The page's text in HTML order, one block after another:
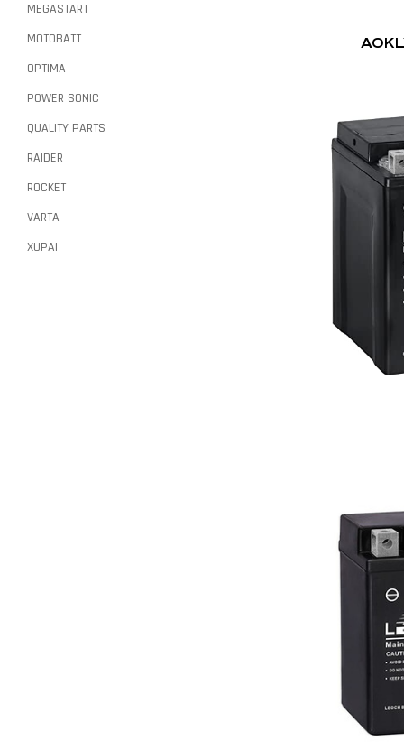
MEGASTART
MOTOBATT
OPTIMA
POWER SONIC
QUALITY PARTS
RAIDER
ROCKET
VARTA
XUPAI